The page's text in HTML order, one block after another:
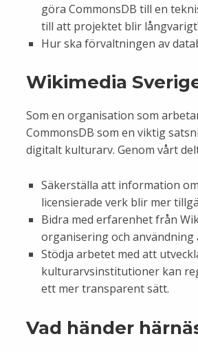
göra CommonsDB till en
till att projektet blir
Hur ska förvaltningen av
Wikimedia
Som en organisation som
CommonsDB som en viktig
digitalt kulturarv. Genom vårt
Säkerställa att information
licensierade verk blir mer
Bidra med erfarenhet från
organisering och användning
Stödja arbetet med att
kulturarvsinstitutioner kan
ett mer transparent sätt.
Vad händer